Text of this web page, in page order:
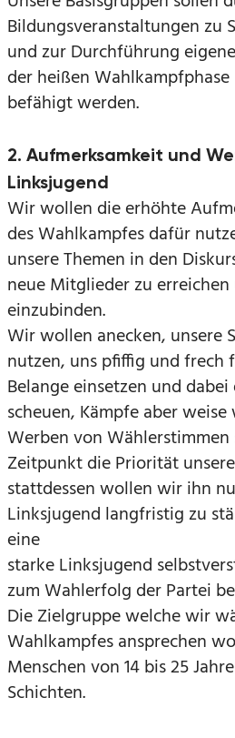
Bildungsveranstaltungen zu
und zur Durchführung
der heißen Wahlkampfphase
befähigt werden.
2. Aufmerksamkeit und
Linksjugend
Wir wollen die erhöhte
des Wahlkampfes dafür
unsere Themen in den
neue Mitglieder zu erreichen
einzubinden.
Wir wollen anecken, unsere
nutzen, uns pfiffig und frech
Belange einsetzen und
scheuen, Kämpfe aber weise
Werben von
Zeitpunkt die Priorität
stattdessen wollen wir ihn
Linksjugend langfristig zu
eine
starke Linksjugend
zum Wahlerfolg der Partei
Die Zielgruppe welche wir
Wahlkampfes ansprechen
Menschen von 14 bis 25
Schichten.